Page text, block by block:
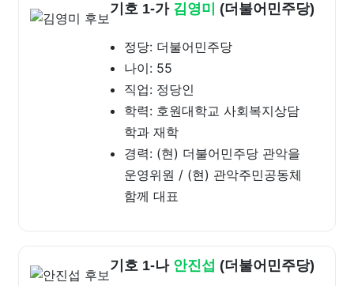
기호 1-가 김영미 (더불어민주당)
정당: 더불어민주당
나이: 55
직업: 정당인
학력: 호원대학교 사회복지상담
학과 재학
경력: (현) 더불어민주당 관악을
운영위원 / (현) 관악주민공동체
함께 대표
기호 1-나 안진섭 (더불어민주당)